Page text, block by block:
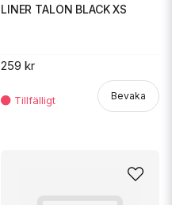
LINER TALON BLACK XS
259 kr
Bevaka